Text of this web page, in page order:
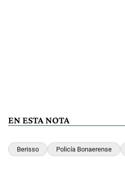
EN ESTA NOTA
Berisso Policía Bonaerense